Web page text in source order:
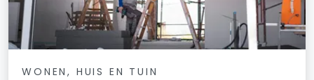
WONEN, HUIS EN TUIN